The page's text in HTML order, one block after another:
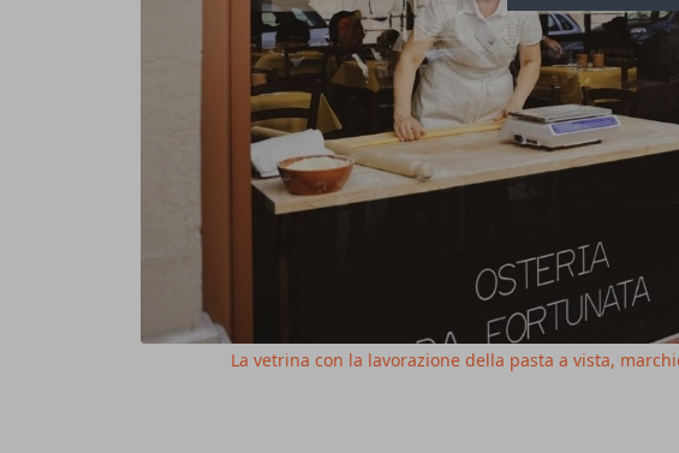
La vetrina con la lavorazione della pasta a vista,